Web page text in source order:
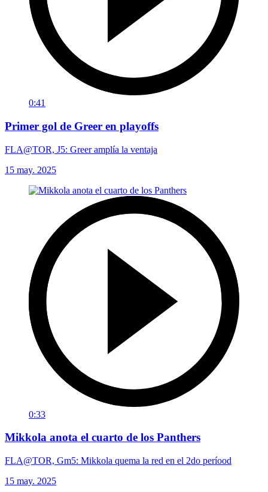
0:41
Primer gol de Greer en playoffs
FLA@TOR, J5: Greer amplía la ventaja
15 may. 2025
0:33
Mikkola anota el cuarto de los Panthers
FLA@TOR, Gm5: Mikkola quema la red en el 2do períood
15 may. 2025